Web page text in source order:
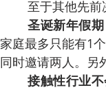
至于其他先前
圣诞新年假
家庭最多只能有1
同时邀请两人。另
接触性行业不